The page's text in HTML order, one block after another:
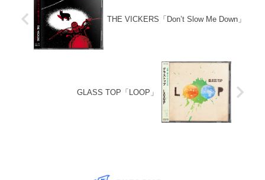
THE VICKERS「Don’t Slow Me Down」
GLASS TOP「LOOP」